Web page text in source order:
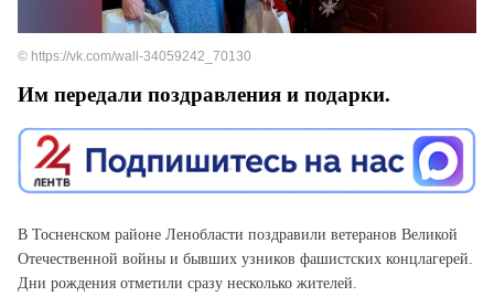
© https://vk.com/wall-34059242_70130
Им передали поздравления и подарки.
В Тосненском районе Ленобласти поздравили ветеранов Великой
Отечественной войны и бывших узников фашистских концлагерей.
Дни рождения отметили сразу несколько жителей.